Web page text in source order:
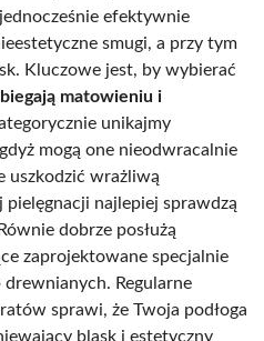
efektywnie
smugi, a przy tym
Kluczowe jest, by wybierać
matowieniu i
unikajmy
mogą one nieodwracalnie
uszkodzić wrażliwą
najlepiej sprawdzą
dobrze posłużą
zaprojektowane specjalnie
Regularne
sprawi, że Twoja podłoga
blask i estetyczny